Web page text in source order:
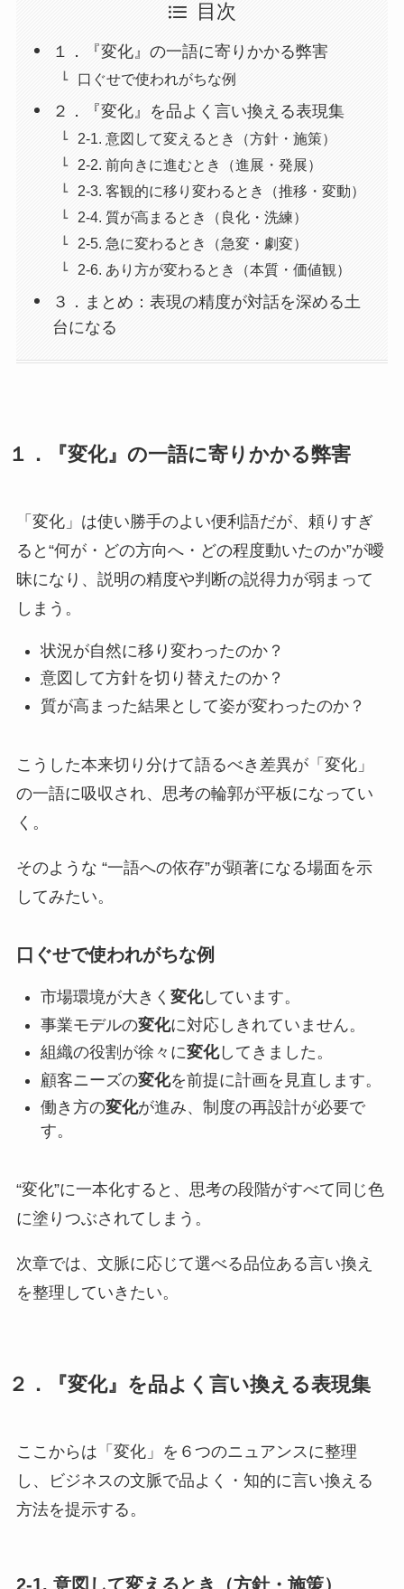
目次
１．『変化』の一語に寄りかかる弊害
口ぐせで使われがちな例
２．『変化』を品よく言い換える表現集
2-1. 意図して変えるとき（方針・施策）
2-2. 前向きに進むとき（進展・発展）
2-3. 客観的に移り変わるとき（推移・変動）
2-4. 質が高まるとき（良化・洗練）
2-5. 急に変わるとき（急変・劇変）
2-6. あり方が変わるとき（本質・価値観）
３．まとめ：表現の精度が対話を深める土
台になる
１．『変化』の一語に寄りかかる弊害
「変化」は使い勝手のよい便利語だが、頼りすぎ
ると“何が・どの方向へ・どの程度動いたのか”が曖
昧になり、説明の精度や判断の説得力が弱まって
しまう。
状況が自然に移り変わったのか？
意図して方針を切り替えたのか？
質が高まった結果として姿が変わったのか？
こうした本来切り分けて語るべき差異が「変化」
の一語に吸収され、思考の輪郭が平板になってい
く。
そのような “一語への依存”が顕著になる場面を示
してみたい。
口ぐせで使われがちな例
市場環境が大きく 変化しています。
事業モデルの変化に対応しきれていません。
組織の役割が徐々に変化してきました。
顧客ニーズの変化を前提に計画を見直します。
働き方の変化が進み、制度の再設計が必要で
す。
“変化”に一本化すると、思考の段階がすべて同じ色
に塗りつぶされてしまう。
次章では、文脈に応じて選べる品位ある言い換え
を整理していきたい。
２．『変化』を品よく言い換える表現集
ここからは「変化」を６つのニュアンスに整理
し、ビジネスの文脈で品よく・知的に言い換える
方法を提示する。
2-1. 意図して変えるとき（方針・施策）